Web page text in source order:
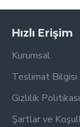
Hızlı Erişim
Kurumsal
Teslimat Bilgisi
Gizlilik Politikası
Şartlar ve